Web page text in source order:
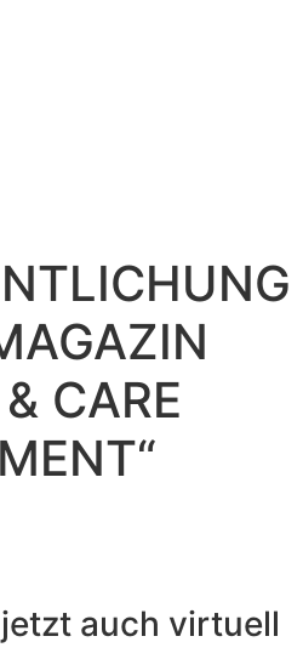
CARE
auch virtuell